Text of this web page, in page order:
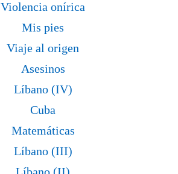
Violencia onírica
Mis pies
Viaje al origen
Asesinos
Líbano (IV)
Cuba
Matemáticas
Líbano (III)